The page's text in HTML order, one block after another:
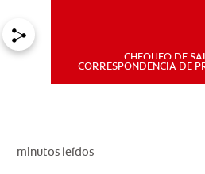
CHEQUEO DE
CORRESPONDENCIA DE
minutos leídos